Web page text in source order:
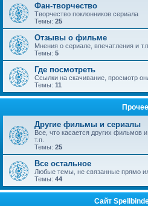
Фан-творчество
Творчество поклонников сериала
Темы: 25
Отзывы о фильме
Мнения о сериале, впечатления и т.п.
Темы: 5
Где посмотреть
Ссылки на скачивание, просмотр
Темы: 11
Прочее
Другие фильмы и сериалы
Все, что касается других фильмов
т.п.
Темы: 25
Все остальное
Любые темы, не связанные прямо
Темы: 44
Сайт